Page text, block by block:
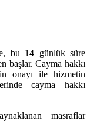
bu 14 günlük süre
başlar. Cayma hakkı
onayı ile hizmetin
cayma hakkı
masraflar